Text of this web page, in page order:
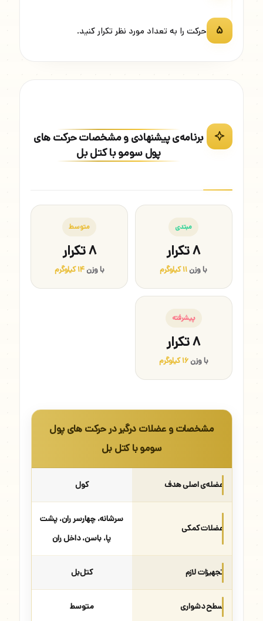
۵ حرکت را به تعداد مورد نظر تکرار کنید.
برنامه‌ی پیشنهادی و مشخصات حرکت های
پول سومو با کتل بل
مبتدی
۸ تکرار
با وزن۱۱ کیلوگرم
متوسط
۸ تکرار
با وزن۱۴ کیلوگرم
پیشرفته
۸ تکرار
با وزن۱۶ کیلوگرم
مشخصات و عضلات درگیر در حرکت های پول
سومو با کتل بل
عضله‌ی اصلی هدف کول
عضلات کمکی
سرشانه، چهارسر ران، پشت
پا، باسن، داخل ران
تجهیزات لازم کتل‌بل
سطح دشواری متوسط